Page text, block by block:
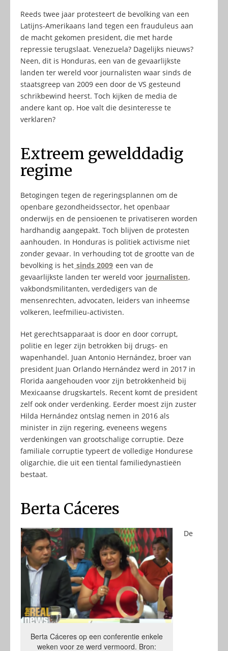
Reeds twee jaar protesteert de bevolking van een
Latijns-Amerikaans land tegen een frauduleus aan
de macht gekomen president, die met harde
repressie terugslaat. Venezuela? Dagelijks nieuws?
Neen, dit is Honduras, een van de gevaarlijkste
landen ter wereld voor journalisten waar sinds de
staatsgreep van 2009 een door de VS gesteund
schrikbewind heerst. Toch kijken de media de
andere kant op. Hoe valt die desinteresse te
verklaren?
Extreem gewelddadig
regime
Betogingen tegen de regeringsplannen om de
openbare gezondheidssector, het openbaar
onderwijs en de pensioenen te privatiseren worden
hardhandig aangepakt. Toch blijven de protesten
aanhouden. In Honduras is politiek activisme niet
zonder gevaar. In verhouding tot de grootte van de
bevolking is het sinds 2009 een van de
gevaarlijkste landen ter wereld voor journalisten,
vakbondsmilitanten, verdedigers van de
mensenrechten, advocaten, leiders van inheemse
volkeren, leefmilieu-activisten.
Het gerechtsapparaat is door en door corrupt,
politie en leger zijn betrokken bij drugs- en
wapenhandel. Juan Antonio Hernández, broer van
president Juan Orlando Hernández werd in 2017 in
Florida aangehouden voor zijn betrokkenheid bij
Mexicaanse drugskartels. Recent komt de president
zelf ook onder verdenking. Eerder moest zijn zuster
Hilda Hernández ontslag nemen in 2016 als
minister in zijn regering, eveneens wegens
verdenkingen van grootschalige corruptie. Deze
familiale corruptie typeert de volledige Hondurese
oligarchie, die uit een tiental familiedynastieën
bestaat.
Berta Cáceres
Berta Cáceres op een conferentie enkele
weken voor ze werd vermoord. Bron:
De